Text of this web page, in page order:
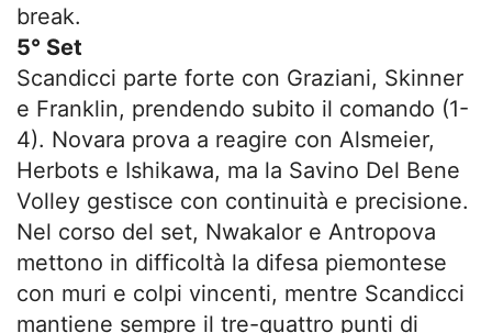
break.
5° Set
Scandicci parte forte con Graziani, Skinner
e Franklin, prendendo subito il comando (1-
4). Novara prova a reagire con Alsmeier,
Herbots e Ishikawa, ma la Savino Del Bene
Volley gestisce con continuità e precisione.
Nel corso del set, Nwakalor e Antropova
mettono in difficoltà la difesa piemontese
con muri e colpi vincenti, mentre Scandicci
mantiene sempre il tre-quattro punti di